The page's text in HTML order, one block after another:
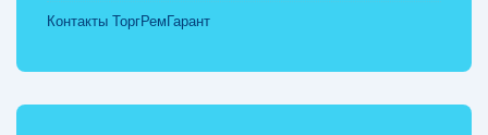
Контакты ТоргРемГарант